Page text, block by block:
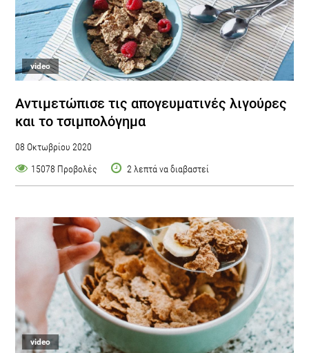
video
Αντιμετώπισε τις απογευματινές λιγούρες
και το τσιμπολόγημα
08 Οκτωβρίου 2020
15078 Προβολές
2 λεπτά να διαβαστεί
video